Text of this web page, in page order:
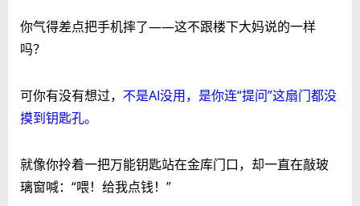
你气得差点把手机摔了——这不跟楼下大妈说的一样
吗？
可你有没有想过， 不是AI没用，是你连“提问”这扇门都没
摸到钥匙孔。
就像你拎着一把万能钥匙站在金库门口，却一直在敲玻
璃窗喊：“喂！给我点钱！”